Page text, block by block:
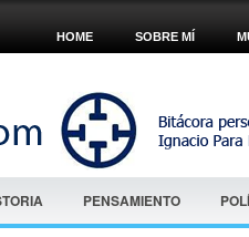
HOME SOBRE MÍ
PENSAMIENTO